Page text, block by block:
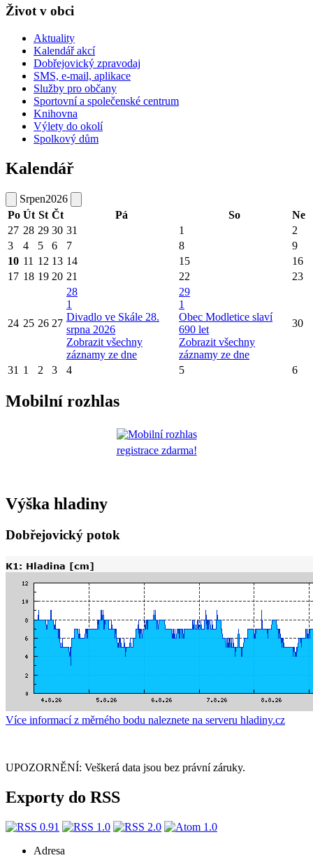
Život v obci
Aktuality
Kalendář akcí
Dobřejovický zpravodaj
SMS, e-mail, aplikace
Služby pro občany
Sportovní a společenské centrum
Knihovna
Výlety do okolí
Spolkový dům
Kalendář
Srpen2026
Po Út St Čt Pá So
Ne
27 28 29 30 31 1
2
3
4 5 6 7 8
9
10 11 12 13 14 15
16
17 18 19 20 21 22 23
24 25 26 27
28
1
Divadlo ve Skále 28.
srpna 2026
Zobrazit všechny
záznamy ze dne
29
1
Obec Modletice slaví
690 let
Zobrazit všechny
záznamy ze dne
30
31 1 2 3 4 5 6
Mobilní rozhlas
registrace zdarma!
Výška hladiny
Dobřejovický potok
Více informací z měrného bodu naleznete na serveru hladiny.cz
UPOZORNĚNÍ: Veškerá data jsou bez právní záruky.
Exporty do RSS
Adresa